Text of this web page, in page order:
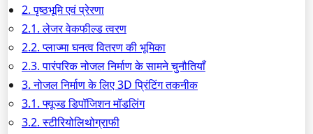
2. पृष्ठभूमि एवं प्रेरणा
2.1. लेजर वेकफील्ड त्वरण
2.2. प्लाज्मा घनत्व वितरण की भूमिका
2.3. पारंपरिक नोजल निर्माण के सामने चुनौतियाँ
3. नोजल निर्माण के लिए 3D प्रिंटिंग तकनीक
3.1. फ्यूज्ड डिपॉजिशन मॉडलिंग
3.2. स्टीरियोलिथोग्राफी